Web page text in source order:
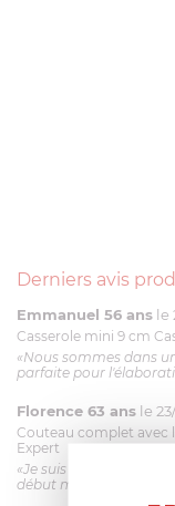
Derniers avis
Emmanuel 56 ans le
Casserole mini 9 cm
«Nous sommes dans
parfaite pour
Florence 63 ans le
Couteau complet avec
Expert
«Je suis satisfaite du
début mais ça le fait.